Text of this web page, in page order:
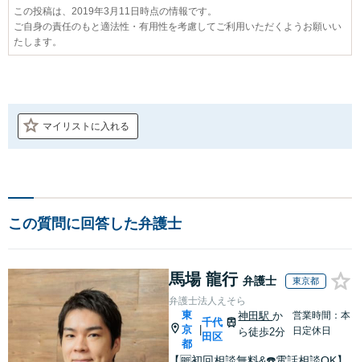
この投稿は、2019年3月11日時点の情報です。
ご自身の責任のもと適法性・有用性を考慮してご利用いただくようお願いい
たします。
マイリストに入れる
この質問に回答した弁護士
馬場 龍行 弁護士 東京都
弁護士法人えそら
東
京
都
千代
田区
神田駅か
ら徒歩2分
営業時間：本
日定休日